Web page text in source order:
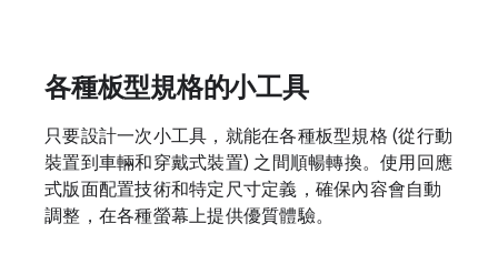
各種板型規格的小工具
只要設計一次小工具，就能在各種板型規格 (從行動
裝置到車輛和穿戴式裝置) 之間順暢轉換。使用回應
式版面配置技術和特定尺寸定義，確保內容會自動
調整，在各種螢幕上提供優質體驗。